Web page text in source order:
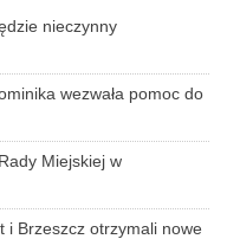
nieczynny
wezwała pomoc do
Miejskiej w
i Brzeszcz otrzymali nowe